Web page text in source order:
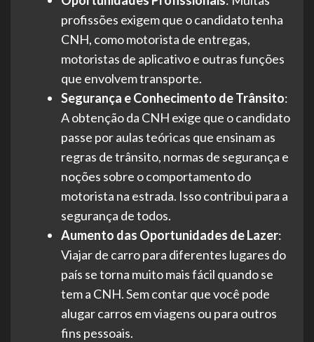
profissões exigem que o candidato tenha
CNH, como motorista de entregas,
motoristas de aplicativo e outras funções
que envolvem transporte.
Segurança e Conhecimento de Trânsito:
A obtenção da CNH exige que o candidato
passe por aulas teóricas que ensinam as
regras de trânsito, normas de segurança e
noções sobre o comportamento do
motorista na estrada. Isso contribui para a
segurança de todos.
Aumento das Oportunidades de Lazer:
Viajar de carro para diferentes lugares do
país se torna muito mais fácil quando se
tem a CNH. Sem contar que você pode
alugar carros em viagens ou para outros
fins pessoais.